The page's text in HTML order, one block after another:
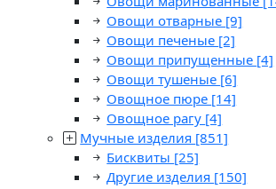
Овощи отварные [9]
Овощи печеные [2]
Овощи припущенные [4]
Овощи тушеные [6]
Овощное пюре [14]
Овощное рагу [4]
Мучные изделия [851]
Бисквиты [25]
Другие изделия [150]